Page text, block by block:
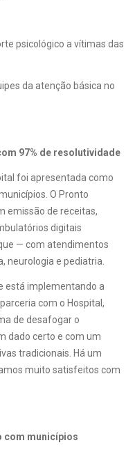
psicológico a vítimas das
da atenção básica no
97% de resolutividade
foi apresentada como
O Pronto
emissão de receitas,
digitais
— com atendimentos
neurologia e pediatria.
está implementando a
com o Hospital,
de desafogar o
dado certo e com um
tradicionais. Há um
muito satisfeitos com
com municípios